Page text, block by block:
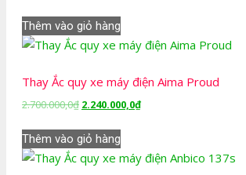
là:
2.700.000,0₫.
là:
2.240.000,0₫.
Thêm vào giỏ hàng
Thay Ắc quy xe máy điện Aima Proud
2.700.000,0₫ Giá
là:
2.700.000,0₫.
2.240.000,0₫Giá
là:
2.240.000,0₫.
Thêm vào giỏ hàng